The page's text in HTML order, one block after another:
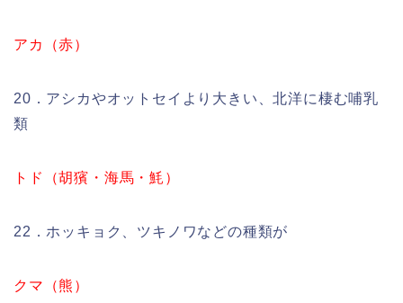
アカ（赤）
20．アシカやオットセイより大きい、北洋に棲む哺乳
類
トド（胡獱・海馬・魹）
22．ホッキョク、ツキノワなどの種類が
クマ（熊）